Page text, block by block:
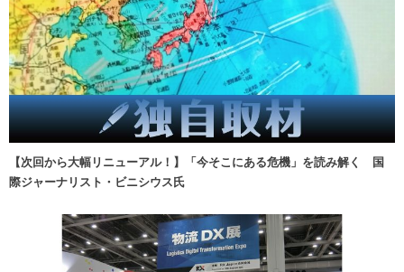
【次回から大幅リニューアル！】「今そこにある危機」を読み解く 国
際ジャーナリスト・ビニシウス氏